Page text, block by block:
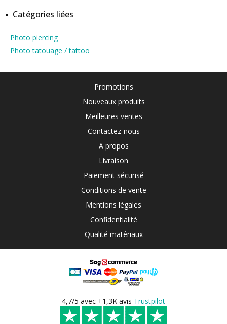
Catégories liées
Photo piercing
Photo tatouage / tattoo
Promotions
Nouveaux produits
Meilleures ventes
Contactez-nous
A propos
Livraison
Paiement sécurisé
Conditions de vente
Mentions légales
Confidentialité
Qualité matériaux
4,7/5 avec +1,3K avis Trustpilot